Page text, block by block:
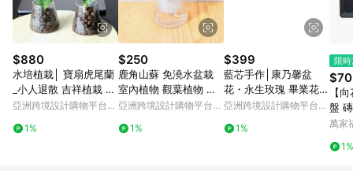
$880
水培植栽│ 寶扇虎尾蘭
_小人退散 吉祥植栽 室
內植物 辦公室盆栽
亞洲跨境設計購物平台
1%
$250
鹿角山蘇 免澆水盆栽
室內植物 觀葉植物 禮
物 辦公室小物
亞洲跨境設計購物平台
1%
$399
藍芯手作│康乃馨盆
花・永生玫瑰 畢業花束
生日禮物 母親節禮盒
亞洲跨境設計購物平台
1%
限
$70
【
盤
萬家
1%